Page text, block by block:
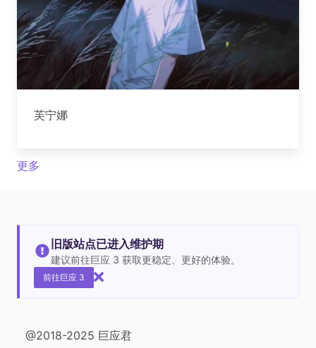
芙宁娜
更多
旧版站点已进入维护期
建议前往巨应 3 获取更稳定、更好的体验。
前往巨应 3
@2018-2025 巨应君